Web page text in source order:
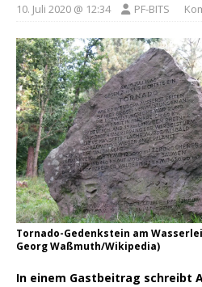
10. Juli 2020 @ 12:34 PF-BITS
Tornado-Gedenkstein am
Georg Waßmuth/Wikipedia)
In einem Gastbeitrag schreibt